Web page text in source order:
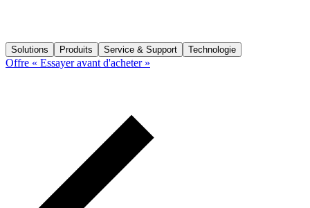
Solutions Produits Service & Support Technologie
Offre « Essayer avant d'acheter »